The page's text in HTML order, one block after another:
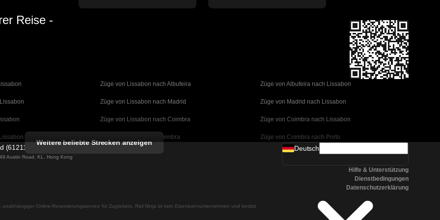
Reise -
Züge von Lissabon nach Albufeira Züge von Albufeira nach Lissabon
Züge von Lissabon nach Madrid Züge von Madrid nach Lissabon
Züge von Lissabon nach Coimbra Züge von Coimbra nach Lissabon
Züge von Porto nach Coimbra Züge von Coimbra nach Porto
Barcelona Züge von Valencia nach Barcelona
Züge von Malaga nach Barcelona
Madrid Züge von Madrid nach Malaga Züge von Malaga nach Madrid
Weitere beliebte Strecken anzeigen
(61211989)
Austin Road, KL, Hong Kong
unabhängiger Online-Reservierungsservice für Zugtickets. Rail Ninja ist kein Eisenbahnunternehmen und besitzt
Deutsch
Hilfe & Unterstützung
Dienstbedingungen
Datenschutzerklärung